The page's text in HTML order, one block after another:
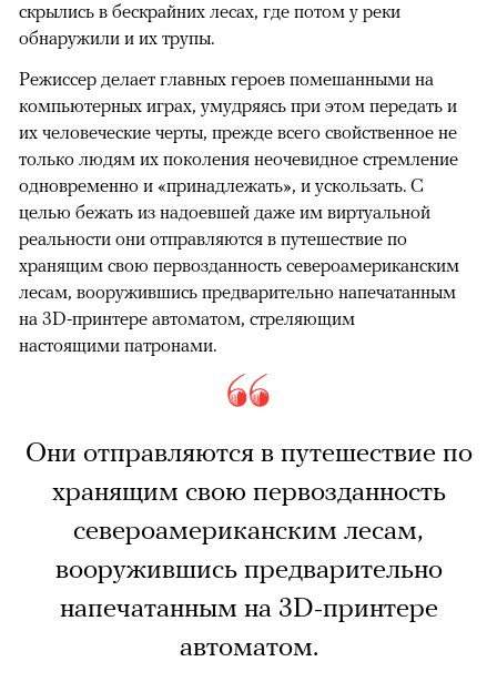
скрылись в бескрайних лесах, где потом у реки
обнаружили и их трупы.
Режиссер делает главных героев помешанными на
компьютерных играх, умудряясь при этом передать и
их человеческие черты, прежде всего свойственное не
только людям их поколения неочевидное стремление
одновременно и «принадлежать», и ускользать. С
целью бежать из надоевшей даже им виртуальной
реальности они отправляются в путешествие по
хранящим свою первозданность североамериканским
лесам, вооружившись предварительно напечатанным
на 3D-принтере автоматом, стреляющим
настоящими патронами.
Они отправляются в путешествие по
хранящим свою первозданность
североамериканским лесам,
вооружившись предварительно
напечатанным на 3D-принтере
автоматом.